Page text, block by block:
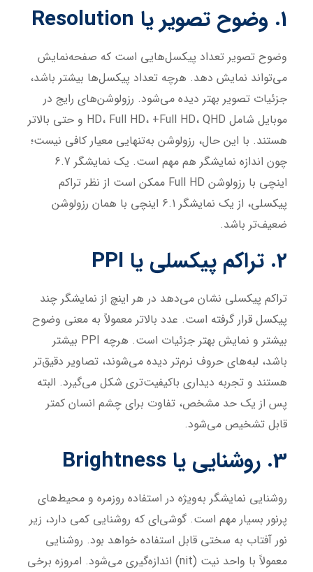
1. وضوح تصویر یا Resolution
وضوح تصویر تعداد پیکسل‌هایی است که صفحه‌نمایش
می‌تواند نمایش دهد. هرچه تعداد پیکسل‌ها بیشتر باشد،
جزئیات تصویر بهتر دیده می‌شود. رزولوشن‌های رایج در
موبایل شامل HD، Full HD، +Full HD، QHD و حتی بالاتر
هستند. با این حال، رزولوشن به‌تنهایی معیار کافی نیست؛
چون اندازه نمایشگر هم مهم است. یک نمایشگر 6.7
اینچی با رزولوشن Full HD ممکن است از نظر تراکم
پیکسلی، از یک نمایشگر 6.1 اینچی با همان رزولوشن
ضعیف‌تر باشد.
2. تراکم پیکسلی یا PPI
تراکم پیکسلی نشان می‌دهد در هر اینچ از نمایشگر چند
پیکسل قرار گرفته است. عدد بالاتر معمولاً به معنی وضوح
بیشتر و نمایش بهتر جزئیات است. هرچه PPI بیشتر
باشد، لبه‌های حروف نرم‌تر دیده می‌شوند، تصاویر دقیق‌تر
هستند و تجربه دیداری باکیفیت‌تری شکل می‌گیرد. البته
پس از یک حد مشخص، تفاوت برای چشم انسان کمتر
قابل تشخیص می‌شود.
3. روشنایی یا Brightness
روشنایی نمایشگر به‌ویژه در استفاده روزمره و محیط‌های
پرنور بسیار مهم است. گوشی‌ای که روشنایی کمی دارد، زیر
نور آفتاب به سختی قابل استفاده خواهد بود. روشنایی
معمولاً با واحد نیت (nit) اندازه‌گیری می‌شود. امروزه برخی